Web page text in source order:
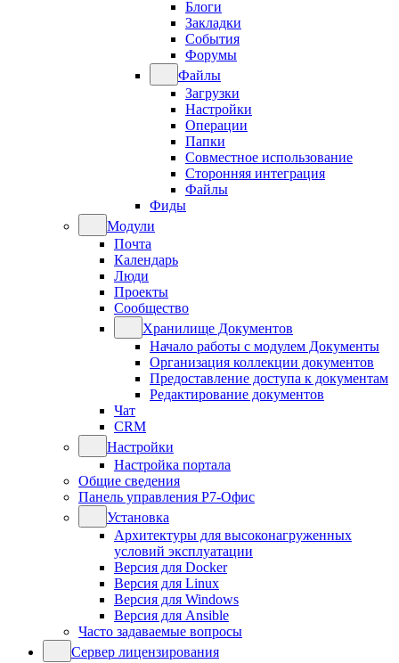
Блоги
Закладки
События
Форумы
Файлы
Загрузки
Настройки
Операции
Папки
Совместное использование
Сторонняя интеграция
Файлы
Фиды
Модули
Почта
Календарь
Люди
Проекты
Сообщество
Хранилище Документов
Начало работы с модулем Документы
Организация коллекции документов
Предоставление доступа к документам
Редактирование документов
Чат
CRM
Настройки
Настройка портала
Общие сведения
Панель управления Р7-Офис
Установка
Архитектуры для высоконагруженных
условий эксплуатации
Версия для Docker
Версия для Linux
Версия для Windows
Версия для Ansible
Часто задаваемые вопросы
Сервер лицензирования